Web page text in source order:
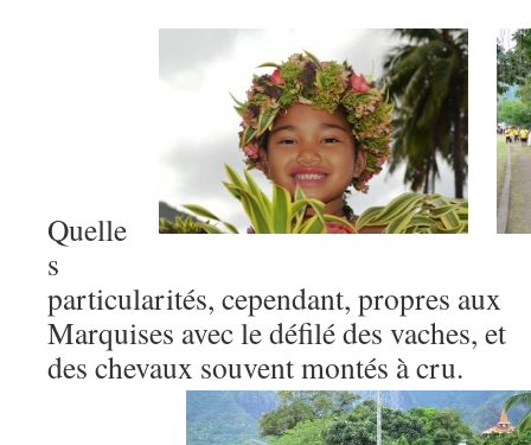
Quelle
s
particularités, cependant, propres aux
Marquises avec le défilé des vaches, et
des chevaux souvent montés à cru.